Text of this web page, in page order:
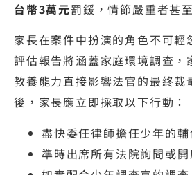
台幣3萬元罰鍰，情節嚴重者甚
家長在案件中扮演的角色不可
評估報告將涵蓋家庭環境調查，
教養能力直接影響法官的最終裁
後，家長應立即採取以下行動：
盡快委任律師擔任少年的輔
準時出席所有法院詢問或